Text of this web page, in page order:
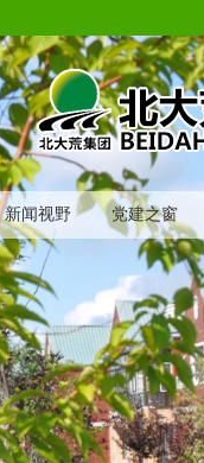
新闻视野 党建之窗